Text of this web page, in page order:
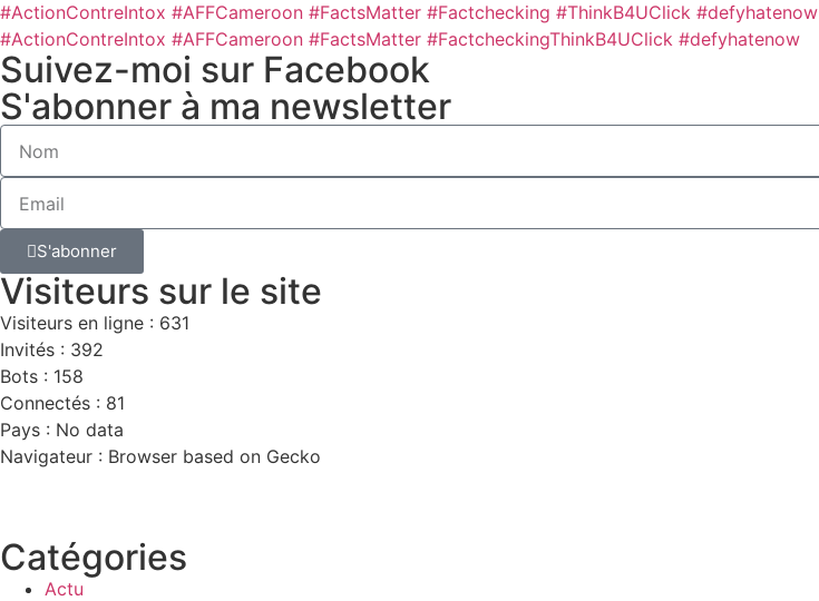
#ActionContreIntox #AFFCameroon #FactsMatter #Factchecking #ThinkB4UClick #defyhatenow
#ActionContreIntox #AFFCameroon #FactsMatter #FactcheckingThinkB4UClick #defyhatenow
Suivez-moi sur Facebook
S'abonner à ma newsletter
S'abonner
Visiteurs sur le site
Visiteurs en ligne : 631
Invités : 392
Bots : 158
Connectés : 81
Pays : No data
Navigateur : Browser based on Gecko
Catégories
Actu